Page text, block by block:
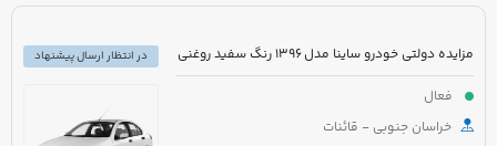
مزایده دولتی خودرو ساینا مدل 1396 رنگ سفید روغنی
فعال
خراسان جنوبی - قائنات
در انتظار ارسال پیشنهاد